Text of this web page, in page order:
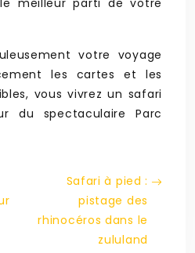
meilleur parti de votre
votre voyage
les cartes et les
vous vivrez un safari
du spectaculaire Parc
Safari à pied :
pistage des
rhinocéros dans le
zululand